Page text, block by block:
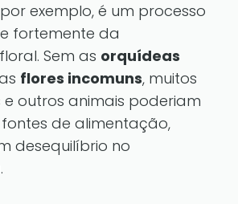
exemplo, é um processo
fortemente da
Sem as orquídeas
flores incomuns, muitos
e outros animais poderiam
de alimentação,
desequilíbrio no